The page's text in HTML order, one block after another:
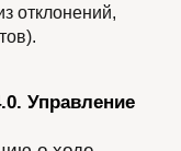
отклонений,
Управление